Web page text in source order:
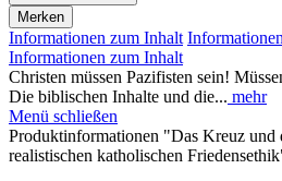
Merken
Informationen zum Inhalt
Informationen zum Inhalt
Christen müssen Pazifisten sein!
Die biblischen Inhalte und die... mehr
Menü schließen
Produktinformationen "Das Kreuz und
realistischen katholischen